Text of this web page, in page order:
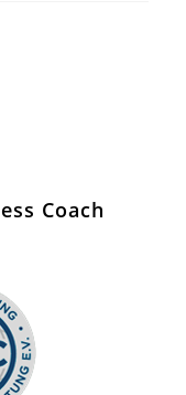
Coach